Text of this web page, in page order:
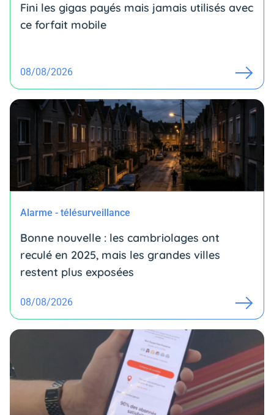
Fini les gigas payés mais jamais utilisés avec
ce forfait mobile
08/08/2026
Alarme - télésurveillance
Bonne nouvelle : les cambriolages ont
reculé en 2025, mais les grandes villes
restent plus exposées
08/08/2026